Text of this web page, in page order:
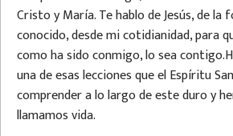
Cristo y María. Te hablo de Jesús, de la
conocido, desde mi cotidianidad, para
como ha sido conmigo, lo sea
una de esas lecciones que el Espíritu
comprender a lo largo de este duro y
llamamos vida.